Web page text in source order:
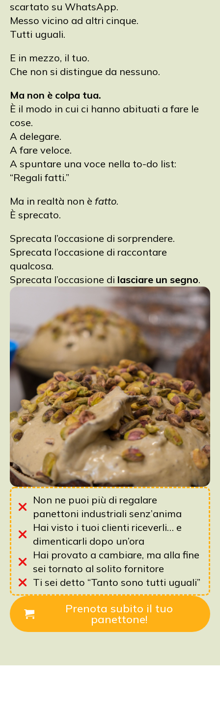
scartato su WhatsApp.
Messo vicino ad altri cinque.
Tutti uguali.
E in mezzo, il tuo.
Che non si distingue da nessuno.
Ma non è colpa tua.
È il modo in cui ci hanno abituati a fare le
cose.
A delegare.
A fare veloce.
A spuntare una voce nella to-do list:
“Regali fatti.”
Ma in realtà non è fatto.
È sprecato.
Sprecata l’occasione di sorprendere.
Sprecata l’occasione di raccontare
qualcosa.
Sprecata l’occasione di lasciare un segno.
Non ne puoi più di regalare
panettoni industriali senz’anima
Hai visto i tuoi clienti riceverli… e
dimenticarli dopo un’ora
Hai provato a cambiare, ma alla fine
sei tornato al solito fornitore
Ti sei detto “Tanto sono tutti uguali”
Prenota subito il tuo
panettone!